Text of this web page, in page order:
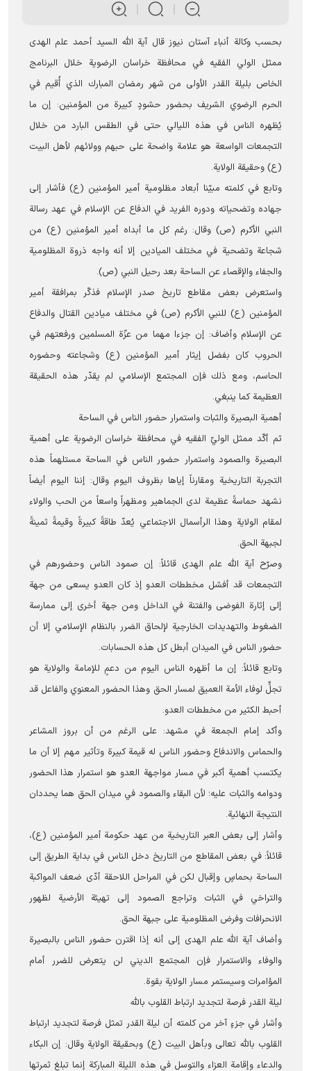
بحسب وکالة أنباء آستان نيوز قال آية الله السيد أحمد علم الهدى
ممثل الولي الفقيه في محافظة خراسان الرضوية خلال البرنامج
الخاص بليلة القدر الأولی من شهر رمضان المبارك الذي أُقيم في
الحرم الرضوي الشریف بحضور حشودٍ كبيرة من المؤمنین: إن ما
يُظهره الناس في هذه الليالي حتى في الطقس البارد من خلال
التجمعات الواسعة هو علامة واضحة على حبهم وولائهم لأهل البيت
(ع) وحقيقة الولاية.
وتابع في كلمته مبيّنا أبعاد مظلومية أمير المؤمنين (ع) فأشار إلى
جهاده وتضحياته ودوره الفريد في الدفاع عن الإسلام في عهد رسالة
النبي الأكرم (ص) وقال: رغم كل ما أبداه أمير المؤمنين (ع) من
شجاعة وتضحية في مختلف الميادين إلا أنه واجه ذروة المظلومية
والجفاء والإقصاء عن الساحة بعد رحيل النبي (ص).
واستعرض بعض مقاطع تاريخ صدر الإسلام فذكّر بمرافقة أمير
المؤمنين (ع) للنبي الأكرم (ص) في مختلف ميادين القتال والدفاع
عن الإسلام وأضاف: إن جزءا مهما من عزّة المسلمين ورفعتهم في
الحروب كان بفضل إيثار أمير المؤمنين (ع) وشجاعته وحضوره
الحاسم، ومع ذلك فإن المجتمع الإسلامي لم يقدّر هذه الحقيقة
العظيمة كما ينبغي.
أهمية البصيرة والثبات واستمرار حضور الناس في الساحة
ثم أكّد ممثل الوليّ الفقيه في محافظة خراسان الرضوية على أهمية
البصيرة والصمود واستمرار حضور الناس في الساحة مستلهماً هذه
التجربة التاريخية ومقارناً إياها بظروف اليوم وقال: إننا اليوم أيضاً
نشهد حماسةً عظيمة لدى الجماهير ومظهراً واسعاً من الحب والولاء
لمقام الولاية وهذا الرأسمال الاجتماعي يُعدّ طاقةً كبيرةً وقيمةً ثمينةً
لجبهة الحق.
وصرّح آية الله علم الهدى قائلاً: إن صمود الناس وحضورهم في
التجمعات قد أفشل مخططات العدو إذ كان العدو يسعى من جهة
إلى إثارة الفوضى والفتنة في الداخل ومن جهة أخرى إلى ممارسة
الضغوط والتهديدات الخارجية لإلحاق الضرر بالنظام الإسلامي إلا أن
حضور الناس في الميدان أبطل كل هذه الحسابات.
وتابع قائلاً: إن ما أظهره الناس اليوم من دعمٍ للإمامة والولاية هو
تجلٍّ لوفاء الأمة العميق لمسار الحق وهذا الحضور المعنوي والفاعل قد
أحبط الكثير من مخططات العدو.
وأكد إمام الجمعة في مشهد: على الرغم من أن بروز المشاعر
والحماس والاندفاع وحضور الناس له قيمة كبيرة وتأثير مهم إلا أن ما
يكتسب أهمية أكبر في مسار مواجهة العدو هو استمرار هذا الحضور
ودوامه والثبات عليه؛ لأن البقاء والصمود في ميدان الحق هما يحددان
النتيجة النهائية.
وأشار إلى بعض العبر التاريخية من عهد حكومة أمير المؤمنين (ع)،
قائلاً: في بعض المقاطع من التاريخ دخل الناس في بداية الطريق إلى
الساحة بحماسٍ وإقبال لكن في المراحل اللاحقة أدّى ضعف المواكبة
والتراخي في الثبات وتراجع الصمود إلى تهيئة الأرضية لظهور
الانحرافات وفرض المظلومية على جبهة الحق.
وأضاف آية الله علم الهدى إلى أنه إذا اقترن حضور الناس بالبصيرة
والوفاء والاستمرار فإن المجتمع الديني لن يتعرض للضرر أمام
المؤامرات وسيستمر مسار الولاية بقوة.
ليلة القدر فرصة لتجديد ارتباط القلوب بالله
وأشار في جزءٍ آخر من كلمته أن ليلة القدر تمثل فرصة لتجديد ارتباط
القلوب بالله تعالى وبأهل البيت (ع) وبحقيقة الولاية وقال: إن البكاء
والدعاء وإقامة العزاء والتوسل في هذه الليلة المباركة إنما تبلغ ثمرتها